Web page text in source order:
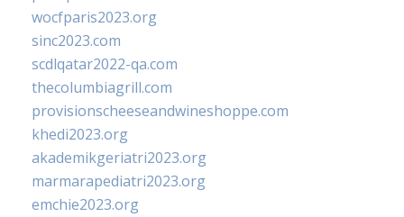
wocfparis2023.org
sinc2023.com
scdlqatar2022-qa.com
thecolumbiagrill.com
provisionscheeseandwineshoppe.com
khedi2023.org
akademikgeriatri2023.org
marmarapediatri2023.org
emchie2023.org